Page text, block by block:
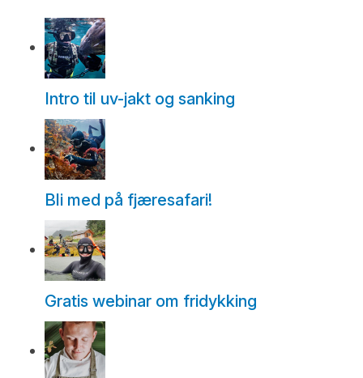
Intro til uv-jakt og sanking
Bli med på fjæresafari!
Gratis webinar om fridykking